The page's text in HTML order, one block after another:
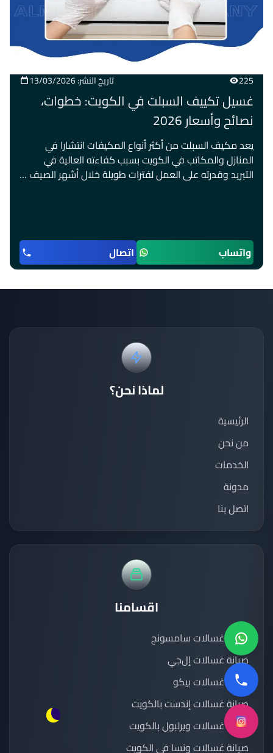
225 تاريخ النشر: 13/03/2026
غسيل تكييف السبلت في الكويت: خطوات،
نصائح وأسعار 2026
يعد مكيف السبلت من أكثر أنواع المكيفات انتشارا في
المنازل والمكاتب في الكويت بسبب كفاءته العالية في
التبريد وقدرته على العمل لفترات طويلة خلال أشهر الصيف …
واتساب اتصال
لماذا نحن؟
الرئيسية
من نحن
الخدمات
مدونة
اتصل بنا
اقسامنا
صيانة غسالات سامسونج
صيانة غسالات إل‌جي
صيانة غسالات بيكو
صيانة غسالات إندست بالكويت
صيانة غسالات ويرلبول بالكويت
صيانة غسالات ونسا في الكويت